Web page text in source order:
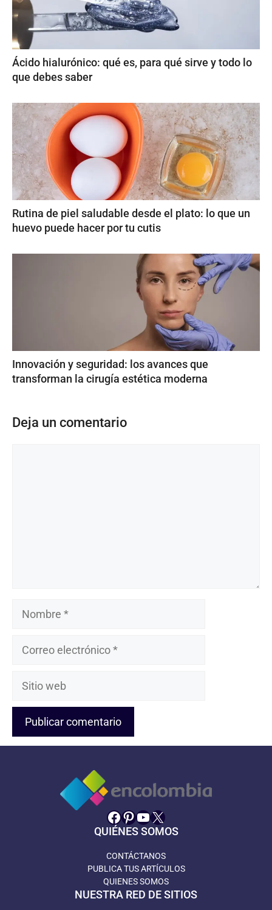
Ácido hialurónico: qué es, para qué sirve y todo lo
que debes saber
Rutina de piel saludable desde el plato: lo que un
huevo puede hacer por tu cutis
Innovación y seguridad: los avances que
transforman la cirugía estética moderna
Deja un comentario
Nombre
Correo
Sitio
Facebook
Pinterest
YouTube
X
QUIÉNES SOMOS
CONTÁCTANOS
PUBLICA TUS ARTÍCULOS
QUIENES SOMOS
NUESTRA RED DE SITIOS